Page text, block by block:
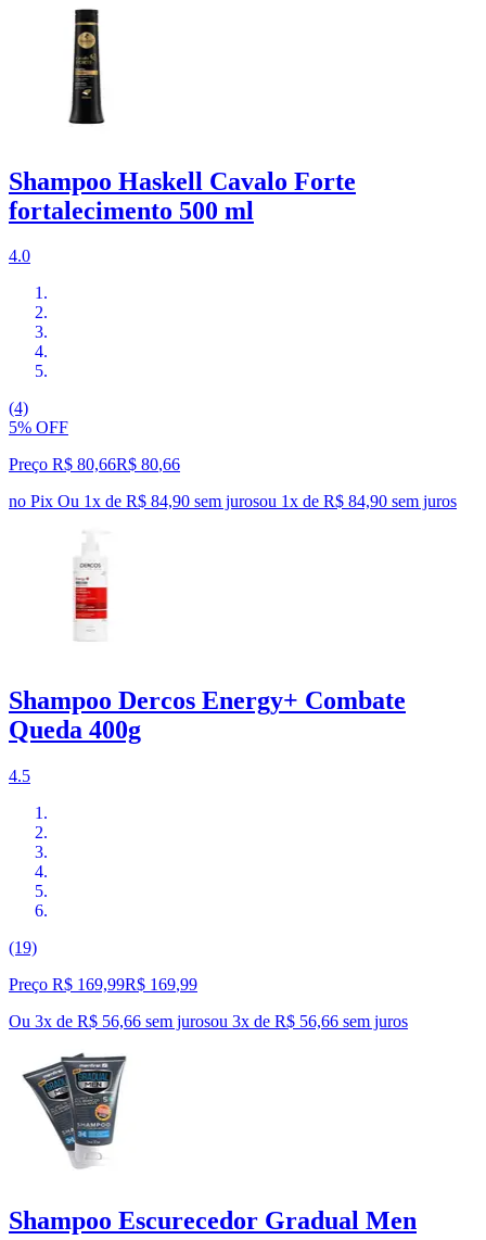
Shampoo Haskell Cavalo Forte
fortalecimento 500 ml
4.0
(4)
5% OFF
Preço R$ 80,66R$ 80,66
no Pix Ou 1x de R$ 84,90 sem jurosou 1x de R$ 84,90 sem juros
Shampoo Dercos Energy+ Combate
Queda 400g
4.5
(19)
Preço R$ 169,99R$ 169,99
Ou 3x de R$ 56,66 sem jurosou 3x de R$ 56,66 sem juros
Shampoo Escurecedor Gradual Men